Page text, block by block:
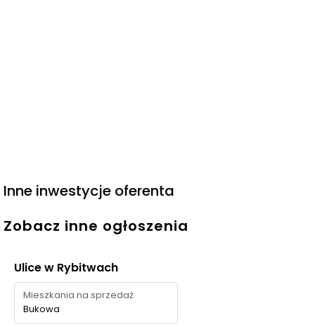
Inne inwestycje oferenta
Zobacz inne ogłoszenia
Ulice w Rybitwach
Mieszkania na sprzedaż
Bukowa